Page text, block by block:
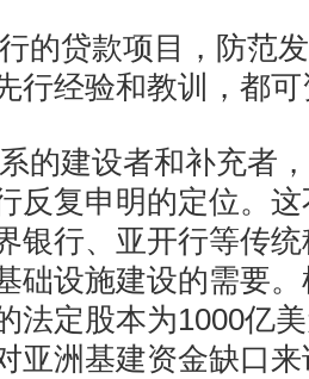
的贷款项目，防范
行经验和教训，都
的建设者和补充者
反复申明的定位。
银行、亚开行等传
础设施建设的需要
法定股本为1000亿
亚洲基建资金缺口